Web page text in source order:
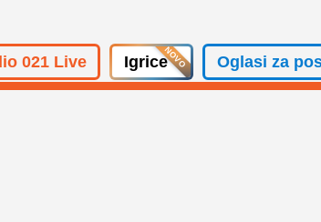
021 Live Igrice Oglasi za